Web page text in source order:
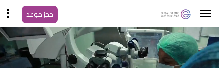
حجز موعد